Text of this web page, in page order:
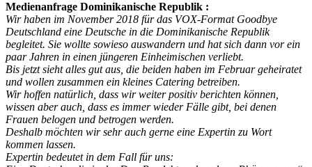
Medienanfrage Dominikanische Republik :
Wir haben im November 2018 für das VOX-Format Goodbye
Deutschland eine Deutsche in die Dominikanische Republik
begleitet. Sie wollte sowieso auswandern und hat sich dann vor ein
paar Jahren in einen jüngeren Einheimischen verliebt.
Bis jetzt sieht alles gut aus, die beiden haben im Februar geheiratet
und wollen zusammen ein kleines Catering betreiben.
Wir hoffen natürlich, dass wir weiter positiv berichten können,
wissen aber auch, dass es immer wieder Fälle gibt, bei denen
Frauen belogen und betrogen werden.
Deshalb möchten wir sehr auch gerne eine Expertin zu Wort
kommen lassen.
Expertin bedeutet in dem Fall für uns: